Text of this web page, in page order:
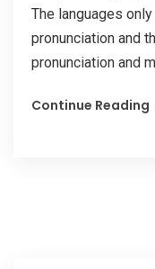
The languages
pronunciation and
pronunciation and
Continue Reading